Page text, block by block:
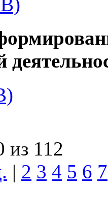
из 112
| 2 3 4 5 6 7